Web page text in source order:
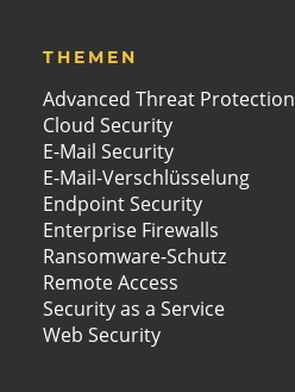
THEMEN
Advanced Threat Protection
Cloud Security
E-Mail Security
E-Mail-Verschlüsselung
Endpoint Security
Enterprise Firewalls
Ransomware-Schutz
Remote Access
Security as a Service
Web Security